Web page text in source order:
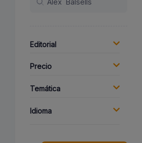
Editorial
Precio
Temática
Idioma